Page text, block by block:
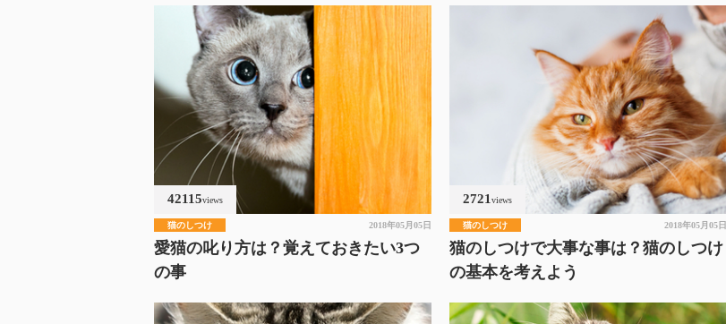
42115views
猫のしつけ 2018年05月05日
愛猫の叱り方は？覚えておきたい3つ
の事
2721 views
猫のしつけ 2018年05月05日
猫のしつけで大事な事は？猫のしつけ
の基本を考えよう